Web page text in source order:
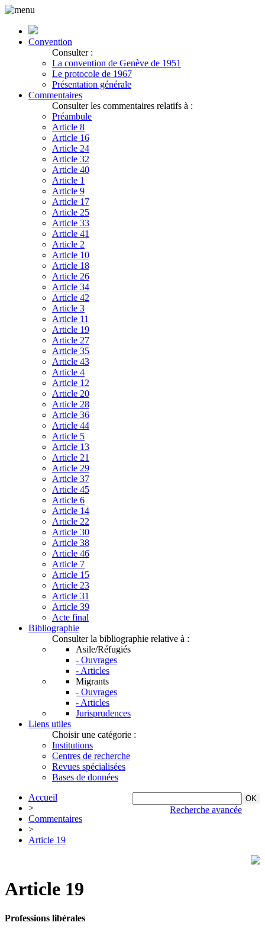
Convention
Consulter :
La convention de Genève de 1951
Le protocole de 1967
Présentation générale
Commentaires
Consulter les commentaires relatifs à :
Préambule
Article 8
Article 16
Article 24
Article 32
Article 40
Article 1
Article 9
Article 17
Article 25
Article 33
Article 41
Article 2
Article 10
Article 18
Article 26
Article 34
Article 42
Article 3
Article 11
Article 19
Article 27
Article 35
Article 43
Article 4
Article 12
Article 20
Article 28
Article 36
Article 44
Article 5
Article 13
Article 21
Article 29
Article 37
Article 45
Article 6
Article 14
Article 22
Article 30
Article 38
Article 46
Article 7
Article 15
Article 23
Article 31
Article 39
Acte final
Bibliographie
Consulter la bibliographie relative à :
Asile/Réfugiés
- Ouvrages
- Articles
Migrants
- Ouvrages
- Articles
Jurisprudences
Liens utiles
Choisir une catégorie :
Institutions
Centres de recherche
Revues spécialisées
Bases de données
Recherche avancée
Accueil
>
Commentaires
>
Article 19
Article 19
Professions libérales